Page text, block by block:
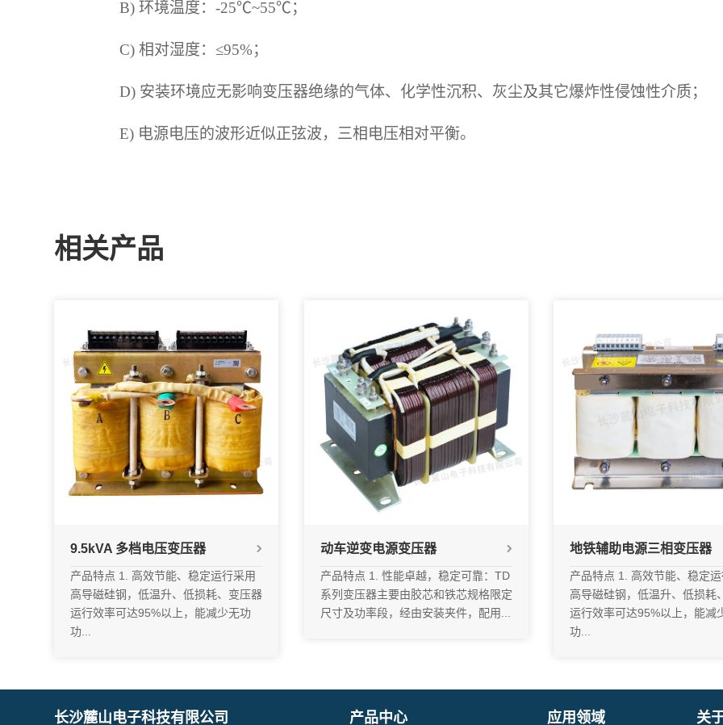
B) 环境温度：-25℃~55℃；
C) 相对湿度：≤95%；
D) 安装环境应无影响变压器绝缘的气体、化学性沉积、灰尘及其它爆炸性侵蚀性介质；
E) 电源电压的波形近似正弦波，三相电压相对平衡。
相关产品
9.5kVA 多档电压变压器
产品特点 1. 高效节能、稳定运行采用
高导磁硅钢，低温升、低损耗、变压器
运行效率可达95%以上，能减少无功
功...
动车逆变电源变压器
产品特点 1. 性能卓越，稳定可靠：TD
系列变压器主要由胶芯和铁芯规格限定
尺寸及功率段，经由安装夹件，配用...
地铁辅助电源三相变压器
产品特点 1. 高效节能、稳定运
高导磁硅钢，低温升、低损耗
运行效率可达95%以上，能减
功...
长沙麓山电子科技有限公司 产品中心 应用领域 关